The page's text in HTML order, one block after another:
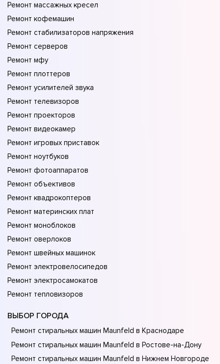
Ремонт массажных кресел
Ремонт кофемашин
Ремонт стабилизаторов напряжения
Ремонт серверов
Ремонт мфу
Ремонт плоттеров
Ремонт усилителей звука
Ремонт телевизоров
Ремонт проекторов
Ремонт видеокамер
Ремонт игровых приставок
Ремонт ноутбуков
Ремонт фотоаппаратов
Ремонт объективов
Ремонт квадрокоптеров
Ремонт материнских плат
Ремонт моноблоков
Ремонт оверлоков
Ремонт швейных машинок
Ремонт электровелосипедов
Ремонт электросамокатов
Ремонт тепловизоров
ВЫБОР ГОРОДА
Ремонт стиральных машин Maunfeld в Краснодаре
Ремонт стиральных машин Maunfeld в Ростове-на-Донy
Ремонт стиральных машин Maunfeld в Нижнем Новгороде